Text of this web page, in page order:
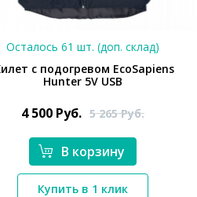
*}
Осталось 61 шт. (доп. склад)
с подогревом EcoSapiens
Hunter 5V USB
4 500 Руб. 5 265Руб.
В корзину
Купить в 1 клик